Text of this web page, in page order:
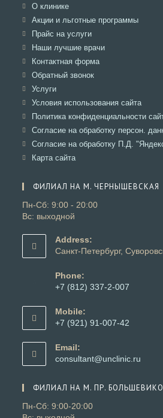
О клиникеОткроется
в
вкладке
Акции и льготные программы
Прайс на услугиОткроется
в
вкладке
Наши лучшие врачиОткроется
Контактная формаОткроется
Обратный звонокОткроется
вкладке
УслугиОткроется
в
вкладке
Условия использования сайта
в
Политика конфиденциальности
Согласие на обработку персон.
Согласие на обработку П.Д.
Карта сайтаОткроется
вкладке
ФИЛИАЛ НА М. ЧЕРНЫШЕВСКАЯ
Пн-Сб: 9:00 - 20:00
Вс: выходной
Address:
Санкт-Петербург,
Phone:
+7 (812) 337-2-007
в
вашем
Mobile:
+7 (921) 91-007-42
в
вашем
Email:
consultant@unclinic.ru
ФИЛИАЛ НА М. ПР.
Пн-Сб: 9:00-20:00